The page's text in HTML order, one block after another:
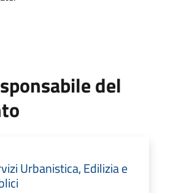
del
Urbanistica, Edilizia e